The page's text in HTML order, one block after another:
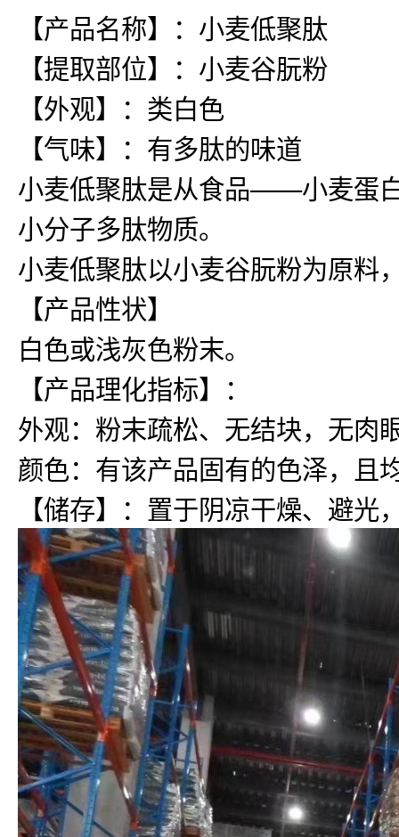
【产品名称】：小麦低聚肽
【提取部位】：小麦谷朊粉
【外观】：类白色
【气味】：有多肽的味道
小麦低聚肽是从食品——小麦蛋
小分子多肽物质。
小麦低聚肽以小麦谷朊粉为原料
【产品性状】
白色或浅灰色粉末。
【产品理化指标】：
外观：粉末疏松、无结块，无肉
颜色：有该产品固有的色泽，且
【储存】：置于阴凉干燥、避光